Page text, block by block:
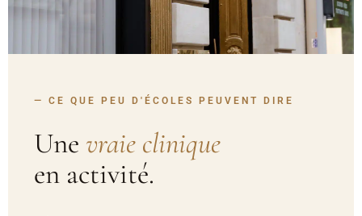
— CE QUE PEU D'ÉCOLES PEUVENT DIRE
Une vraie clinique
en activité.